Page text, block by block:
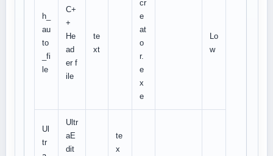
h_
au
to
_fi
le
C+
+
He
ad
er f
ile
te
xt
cr
e
at
o
r.
e
x
e
Lo
w
Ul
tr
Ultr
aE
dit
te
x